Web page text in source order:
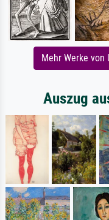
Mehr Werke
Auszug